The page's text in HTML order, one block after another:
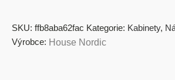
SKU: ffb8aba62fac Kategorie: Kabinety,
Výrobce: House Nordic